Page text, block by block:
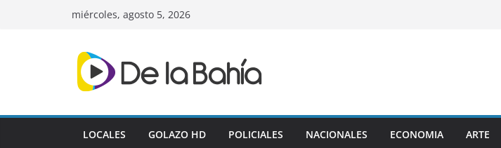
miércoles, agosto 5, 2026
LOCALES GOLAZO HD POLICIALES NACIONALES ECONOMIA ARTE